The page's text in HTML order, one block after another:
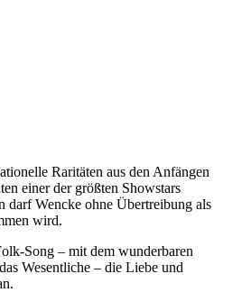
Raritäten aus den Anfängen
einer der größten Showstars
darf Wencke ohne Übertreibung als
wird.
Song – mit dem wunderbaren
Wesentliche – die Liebe und